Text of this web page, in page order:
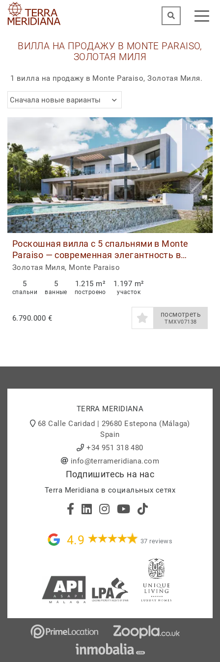
ВИЛЛА НА ПРОДАЖУ В MONTE PARAISO,
ЗОЛОТАЯ МИЛЯ
1 вилла на продажу в Monte Paraiso, Золотая Миля.
Сначала новые варианты
| 6
Роскошная вилла с 5 спальнями в Monte
Paraiso — современная элегантность в
самом сердце Золотой Мили
Золотая Миля, Monte Paraiso
5
спальни
5
ванные
1.215 m²
построено
1.197 m²
участок
6.790.000 € посмотреть
TMXV07138
TERRA MERIDIANA
68 Calle Caridad | 29680 Estepona (Málaga)
Spain
+34 951 318 480
info@terrameridiana.com
Подпишитесь на нас
Terra Meridiana в социальных сетях
4.9 37 reviews